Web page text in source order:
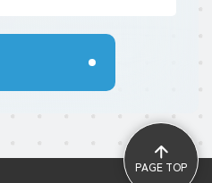
PAGE TOP